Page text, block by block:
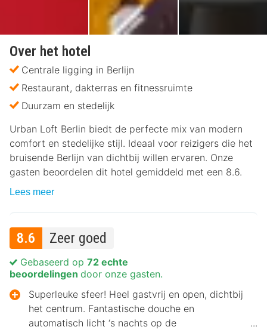
Over het hotel
Centrale ligging in Berlijn
Restaurant, dakterras en fitnessruimte
Duurzam en stedelijk
Urban Loft Berlin biedt de perfecte mix van modern
comfort en stedelijke stijl. Ideaal voor reizigers die het
bruisende Berlijn van dichtbij willen ervaren. Onze
gasten beoordelen dit hotel gemiddeld met een 8.6.
Lees meer
8.6 Zeer goed
Gebaseerd op 72 echte
beoordelingen door onze gasten.
Superleuke sfeer! Heel gastvrij en open, dichtbij
het centrum. Fantastische douche en
automatisch licht ‘s nachts op de